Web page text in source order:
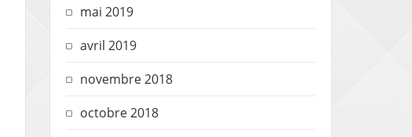
mai 2019
avril 2019
novembre 2018
octobre 2018